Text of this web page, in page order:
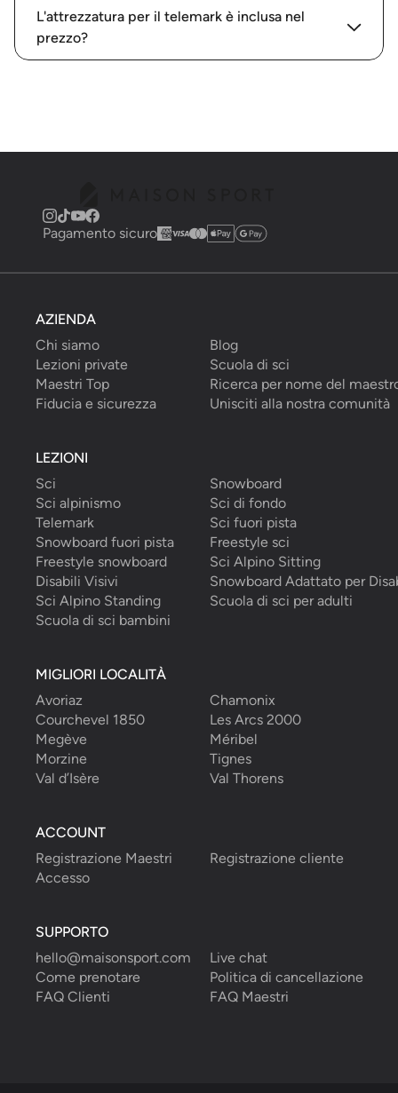
L'attrezzatura per il telemark è inclusa nel
prezzo?
Pagamento sicuro
AZIENDA
Chi siamo
Blog
Lezioni private
Scuola di sci
Maestri Top
Ricerca per nome del
Fiducia e sicurezza
Unisciti alla nostra comunità
LEZIONI
Sci
Snowboard
Sci alpinismo
Sci di fondo
Telemark
Sci fuori pista
Snowboard fuori pista
Freestyle sci
Freestyle snowboard
Sci Alpino Sitting
Disabili Visivi
Snowboard Adattato per
Sci Alpino Standing
Scuola di sci per adulti
Scuola di sci bambini
MIGLIORI LOCALITÀ
Avoriaz
Chamonix
Courchevel 1850
Les Arcs 2000
Megève
Méribel
Morzine
Tignes
Val d’Isère
Val Thorens
ACCOUNT
Registrazione Maestri
Registrazione cliente
Accesso
SUPPORTO
hello@maisonsport.com
Live chat
Come prenotare
Politica di cancellazione
FAQ Clienti
FAQ Maestri